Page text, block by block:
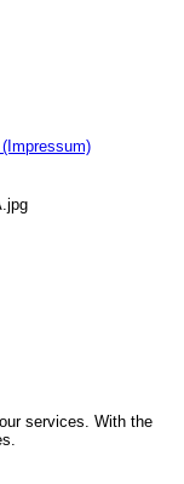
services. With the